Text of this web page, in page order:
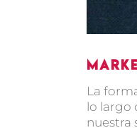
La
lo largo
nuestra